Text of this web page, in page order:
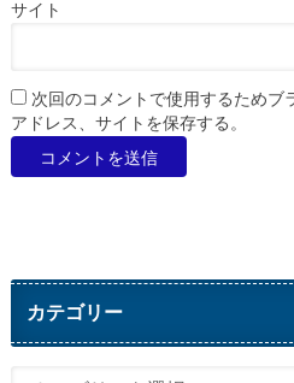
サイト
次回のコメントで使用するためブ
アドレス、サイトを保存する。
カテゴリー